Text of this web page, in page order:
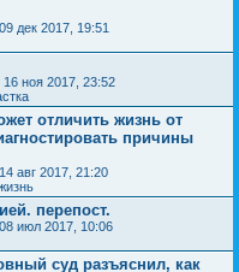
09 дек 2017, 19:51
16 ноя 2017, 23:52
отличить жизнь от
причины
14 авг 2017, 21:20
перепост.
08 июл 2017, 10:06
суд разъяснил, как